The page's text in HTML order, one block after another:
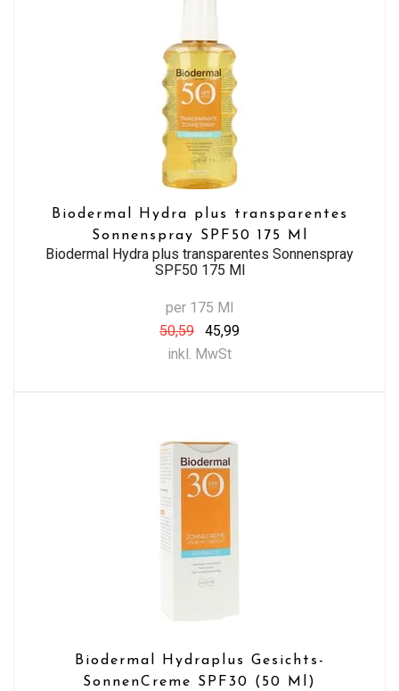
Biodermal Hydra plus transparentes
Sonnenspray SPF50 175 Ml
Biodermal Hydra plus transparentes Sonnenspray
SPF50 175 Ml
per 175 Ml
50,59
45,99
inkl. MwSt
Biodermal Hydraplus Gesichts-
SonnenCreme SPF30 (50 Ml)